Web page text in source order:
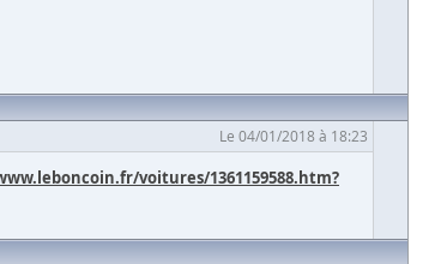
Le 04/01/2018 à 18:23
voitures/1361159588.htm?